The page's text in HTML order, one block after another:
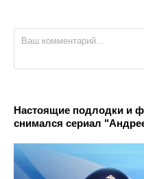
Настоящие подлодки и
снимался сериал